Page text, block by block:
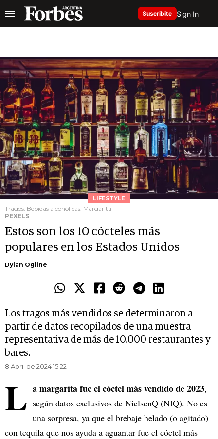
Suscribite Sign In
LIFESTYLE
Tragos, Bebidas alcohólicas, Margarita
PEXELS
Estos son los 10 cócteles más
populares en los Estados Unidos
Dylan Ogline
Los tragos más vendidos se determinaron a
partir de datos recopilados de una muestra
representativa de más de 10.000 restaurantes y
bares.
8 Abril de 2024 15.22
L a margarita fue el cóctel más vendido de 2023,
según datos exclusivos de NielsenQ (NIQ). No es
una sorpresa, ya que el brebaje helado (o agitado)
con tequila que nos ayuda a aguantar fue el cóctel más